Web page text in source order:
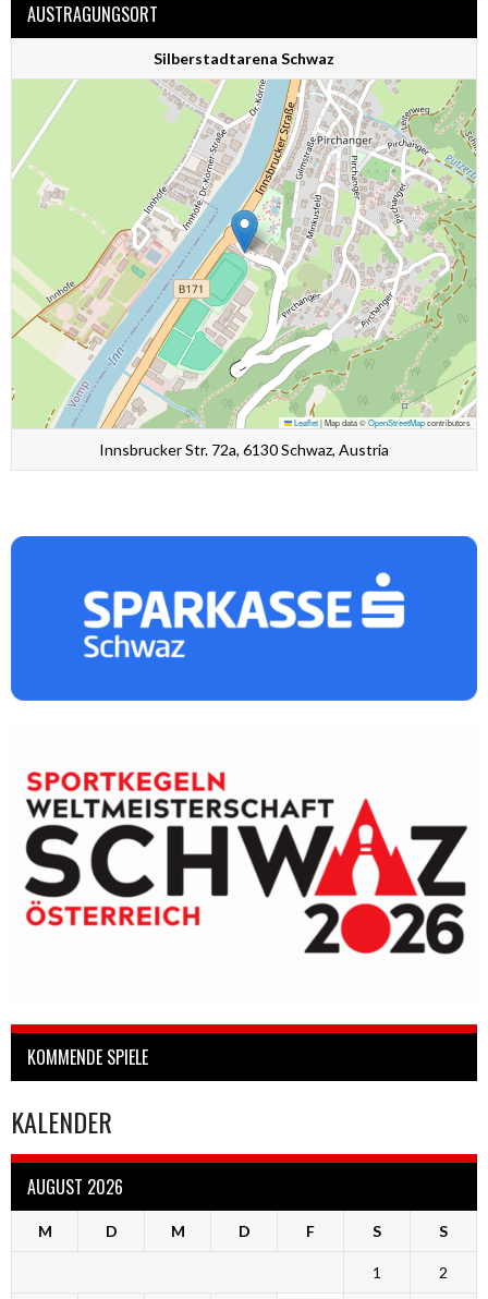
AUSTRAGUNGSORT
Silberstadtarena Schwaz
Leaflet|Map data ©OpenStreetMapcontributors
Innsbrucker Str. 72a, 6130 Schwaz, Austria
KOMMENDE SPIELE
KALENDER
AUGUST 2026
M D M D F S S
1 2